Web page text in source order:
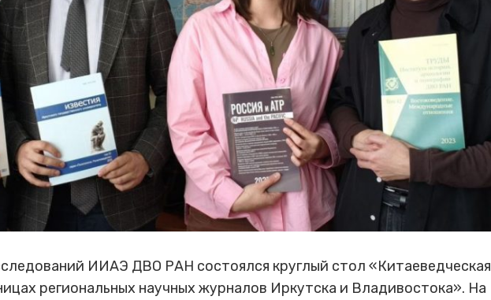
ИИАЭ ДВО РАН состоялся круглый стол «Китаеведческая
региональных научных журналов Иркутска и Владивостока». На